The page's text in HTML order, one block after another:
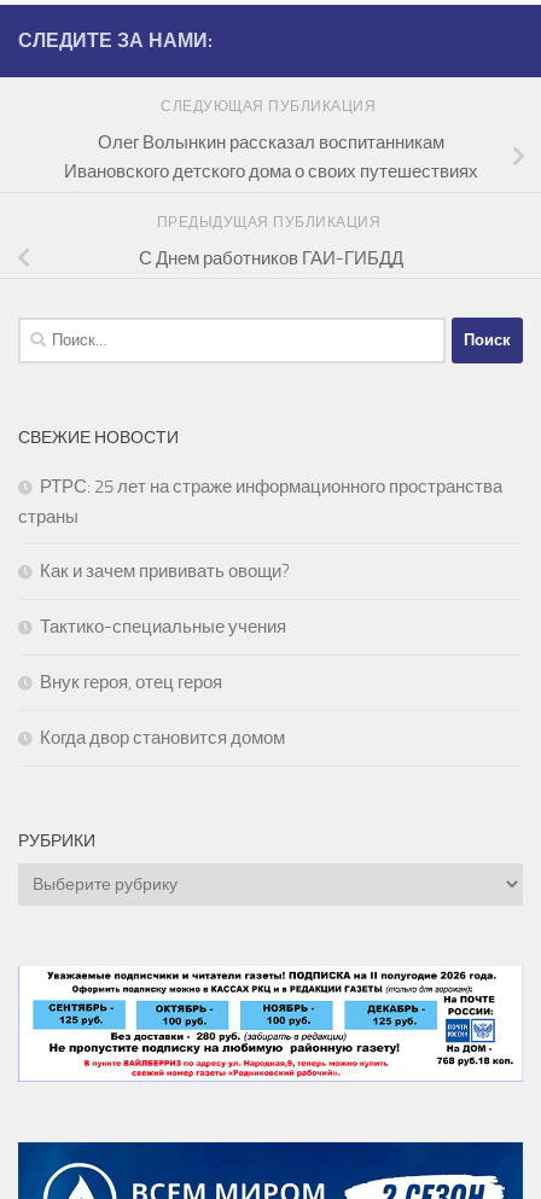
СЛЕДИТЕ ЗА НАМИ:
СЛЕДУЮЩАЯ ПУБЛИКАЦИЯ
Олег Волынкин рассказал воспитанникам
Ивановского детского дома о своих путешествиях
ПРЕДЫДУЩАЯ ПУБЛИКАЦИЯ
С Днем работников ГАИ-ГИБДД
Найти:
СВЕЖИЕ НОВОСТИ
РТРС: 25 лет на страже информационного пространства
страны
Как и зачем прививать овощи?
Тактико-специальные учения
Внук героя, отец героя
Когда двор становится домом
РУБРИКИ
Рубрики